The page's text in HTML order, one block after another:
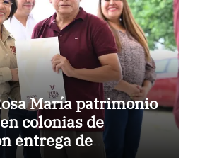
María patrimonio
colonias de
entrega de